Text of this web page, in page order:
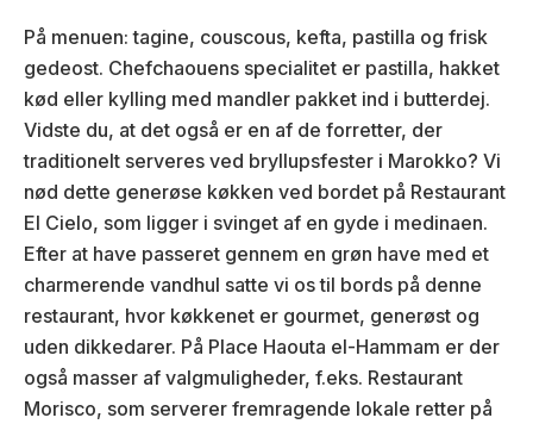
På menuen: tagine, couscous, kefta, pastilla og frisk
gedeost. Chefchaouens specialitet er pastilla, hakket
kød eller kylling med mandler pakket ind i butterdej.
Vidste du, at det også er en af de forretter, der
traditionelt serveres ved bryllupsfester i Marokko? Vi
nød dette generøse køkken ved bordet på Restaurant
El Cielo, som ligger i svinget af en gyde i medinaen.
Efter at have passeret gennem en grøn have med et
charmerende vandhul satte vi os til bords på denne
restaurant, hvor køkkenet er gourmet, generøst og
uden dikkedarer. På Place Haouta el-Hammam er der
også masser af valgmuligheder, f.eks. Restaurant
Morisco, som serverer fremragende lokale retter på